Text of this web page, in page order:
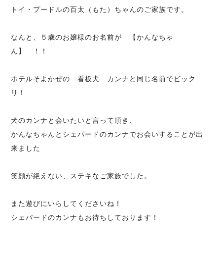
トイ・プードルの百太（もた）ちゃんのご家族です。
なんと、５歳のお嬢様のお名前が 【かんなちゃ
ん】 ！！
ホテルそよかぜの 看板犬 カンナと同じ名前でビック
リ！
犬のカンナと会いたいと言って頂き、
かんなちゃんとシェパードのカンナでお会いすることが出
来ました
笑顔が絶えない、ステキなご家族でした。
また遊びにいらしてくださいね！
シェパードのカンナもお待ちしております！